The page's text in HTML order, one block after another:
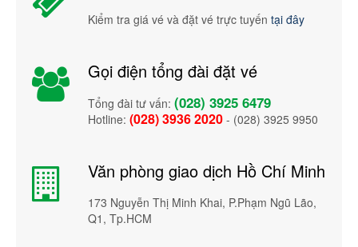
Kiểm tra giá vé và đặt vé trực tuyến tại đây
Gọi điện tổng đài đặt vé
Tổng đài tư vấn: (028) 3925 6479
Hotline: (028) 3936 2020 - (028) 3925 9950
Văn phòng giao dịch Hồ Chí Minh
173 Nguyễn Thị Minh Khai, P.Phạm Ngũ Lão,
Q1, Tp.HCM